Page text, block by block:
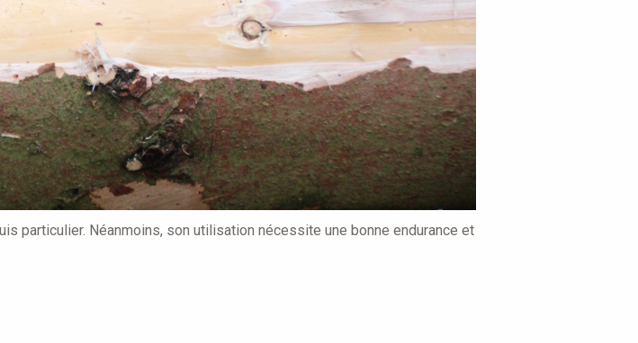
particulier. Néanmoins, son utilisation nécessite une bonne endurance et